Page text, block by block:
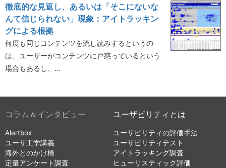
徹底的な見返し、あるいは「そこにないな
んて信じられない」現象：アイトラッキン
グによる根拠
何度も同じコンテンツを流し読みするというの
は、ユーザーがコンテンツに戸惑っているという
場合もあるし、…
コラム＆インタビュー
Alertbox
ユーザ工学講義
海外とのかけ橋
定量アンケート調査
ユーザビリティとは
ユーザビリティの評価手法
ユーザビリティテスト
アイトラッキング調査
ヒューリスティック評価